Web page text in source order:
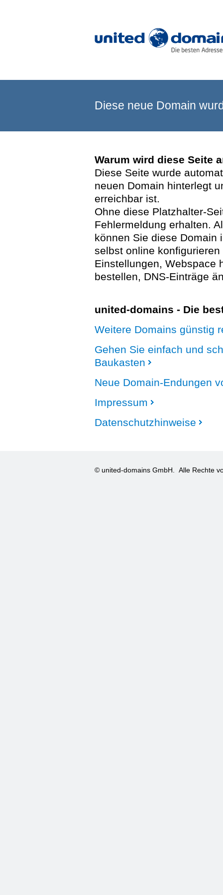
Diese neue Domain
Warum wird diese Seite
Diese Seite wurde
neuen Domain hinterlegt
erreichbar ist.
Ohne diese Platzhalter-
Fehlermeldung erhalten.
können Sie diese Domain
selbst online
Einstellungen, Webspace
bestellen, DNS-Einträge
united-domains - Die
Weitere Domains günstig
Gehen Sie einfach und
Baukasten
Neue Domain-Endungen
Impressum
Datenschutzhinweise
© united-domains GmbH. Alle Rechte